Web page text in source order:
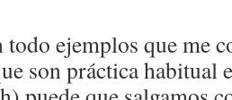
ejemplos que me
son práctica habitual